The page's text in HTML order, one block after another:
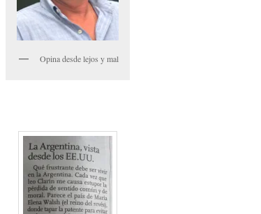
Opina desde lejos y mal